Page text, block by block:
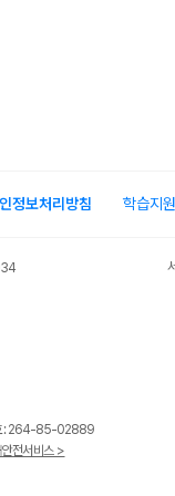
정보처리방침 학습지
호 : 264-85-02889
전서비스 >